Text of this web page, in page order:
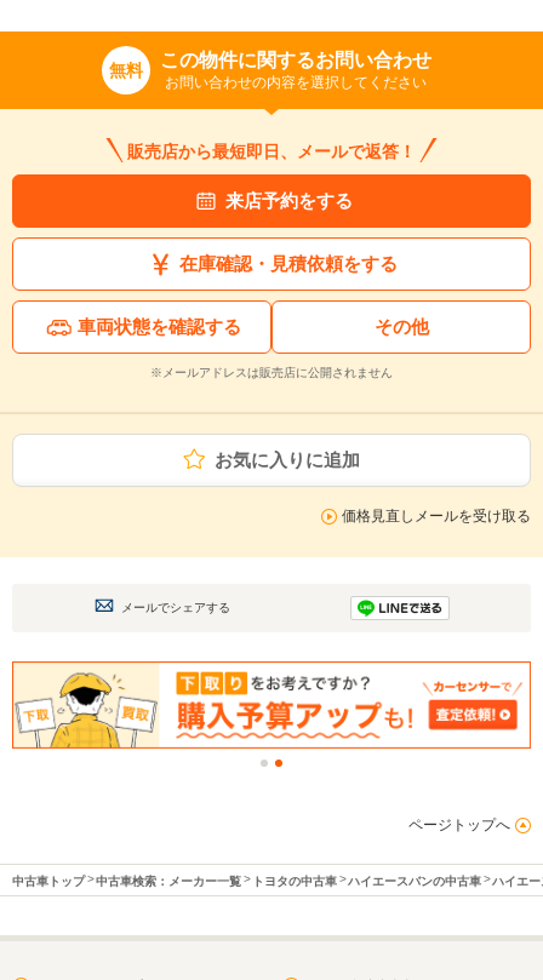
無料 この物件に関するお問い合わせ
お問い合わせの内容を選択してください
販売店から最短即日、メールで返答！
来店予約をする
在庫確認・見積依頼をする
車両状態を確認する その他
※メールアドレスは販売店に公開されません
お気に入りに追加
価格見直しメールを受け取る
メールでシェアする
ページトップへ
中古車トップ 中古車検索：メーカー一覧 トヨタの中古車 ハイエースバンの中古車 ハイエ